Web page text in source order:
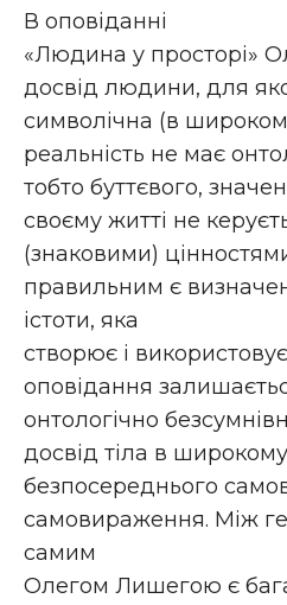
В оповіданні
«Людина у просторі»
досвід людини, для
символічна (в
реальність не має
тобто буттєвого,
своєму житті не
(знаковими)
правильним є
істоти, яка
створює і
оповідання
онтологічно
досвід тіла в
безпосереднього
самовираження. Між
самим
Олегом Лишегою є